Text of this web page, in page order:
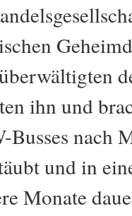
ihn und
Busses nach
und in
Monate